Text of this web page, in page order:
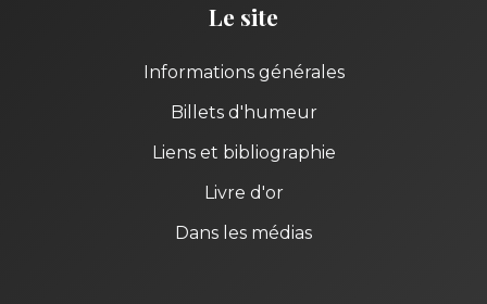
Le site
Informations générales
Billets d'humeur
Liens et bibliographie
Livre d'or
Dans les médias